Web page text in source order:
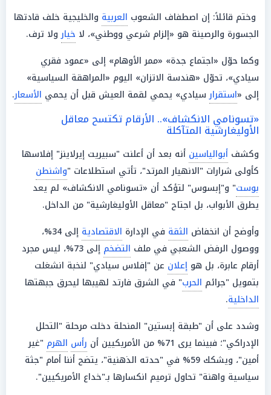
وختم قائلاً: إن اصطفاف الشعوب العربية والخليجية خلف قادتها
الجسورة والرصينة هو «إلزام شرعي ووطني»، لا خيارولا ترف.
وكما حوّل «اجتماع جدة» «ممر الأوهام» إلى «عمود فقري
سيادي»، تحوّل «هندسة الاتزان» اليوم «المراهقة السياسية»
إلى «استقرارسيادي» يحمي لقمة العيش قبل أن يحمي الأسعار.
«تسونامي الانكشاف».. الأرقام تكتسح معاقل
الأوليغارشية المتآكلة
وكشف أبوالياسين أنه بعد أن أعلنت "سبيريت إيرلاينز" إفلاسها
كأولى شرارات "الانهيار المرتد"، تأتي استطلاعات "واشنطن
بوست" و"إبسوس" لتؤكد أن «تسونامي الانكشاف» لم يعد
يطرق الأبواب، بل اجتاح "معاقل الأوليغارشية" من الداخل.
وأوضح أن انخفاض الثقة في الإدارة الاقتصادية
إلى 34%،
ووصول الرفض الشعبي في ملف التضخم
إلى 73%، ليس مجرد
أرقام عابرة، بل هو إعلان عن "إفلاس سيادي" لنخبة انشغلت
بتمويل "جرائم الحرب" في الشرق فارتد لهيبها ليحرق جبهتها
الداخلية.
وشدد على أن "طبقة إبستين" المنحلة دخلت مرحلة "التحلل
الإدراكي"؛ فبينما يرى 71% من الأمريكيين أن
رأس الهرم "غير
أمين"، ويشكك 59% في "حدته الذهنية"، يتضح أننا أمام "جثة
سياسية واهنة" تحاول ترميم انكسارها بـ"خداع الأمريكيين".